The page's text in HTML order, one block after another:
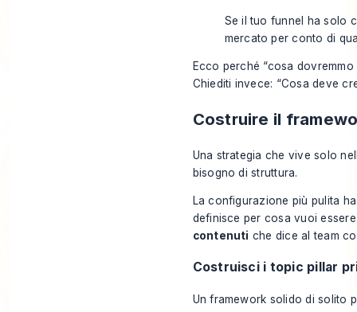
Se il tuo funnel ha solo
mercato per conto di
Ecco perché “cosa
Chiediti invece: “Cosa deve
Costruire il
Una strategia che vive solo
bisogno di struttura.
La configurazione più pulita
definisce per cosa vuoi
contenuti che dice al team
Costruisci i topic pillar
Un framework solido di solito